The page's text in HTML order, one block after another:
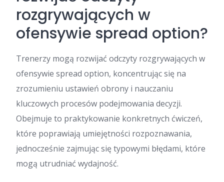
rozgrywających w
ofensywie spread option?
Trenerzy mogą rozwijać odczyty rozgrywających w
ofensywie spread option, koncentrując się na
zrozumieniu ustawień obrony i nauczaniu
kluczowych procesów podejmowania decyzji.
Obejmuje to praktykowanie konkretnych ćwiczeń,
które poprawiają umiejętności rozpoznawania,
jednocześnie zajmując się typowymi błędami, które
mogą utrudniać wydajność.